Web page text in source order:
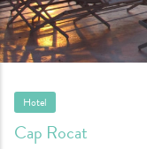
Cap Rocat
Hotel